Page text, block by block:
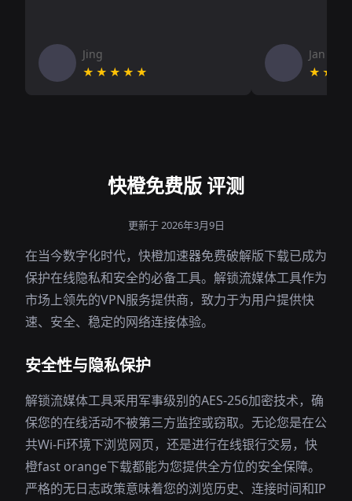
Jing
★★★★★
Jan V
快橙免费版 评测
更新于 2026年3月9日
在当今数字化时代，快橙加速器免费破解版下载已成为
保护在线隐私和安全的必备工具。解锁流媒体工具作为
市场上领先的VPN服务提供商，致力于为用户提供快
速、安全、稳定的网络连接体验。
安全性与隐私保护
解锁流媒体工具采用军事级别的AES-256加密技术，确
保您的在线活动不被第三方监控或窃取。无论您是在公
共Wi-Fi环境下浏览网页，还是进行在线银行交易，快
橙fast orange下载都能为您提供全方位的安全保障。
严格的无日志政策意味着您的浏览历史、连接时间和IP